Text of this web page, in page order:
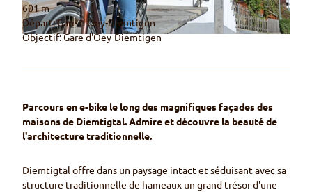
© Rahel Mazenauer, Naturpark Diemtigtal
601 m
Départ: Gare d'Oey-Diemtigen
Objectif: Gare d'Oey-Diemtigen
Parcours en e-bike le long des magnifiques façades des
maisons de Diemtigtal. Admire et découvre la beauté de
l'architecture traditionnelle.
Diemtigtal offre dans un paysage intact et séduisant avec sa
structure traditionnelle de hameaux un grand trésor d'une